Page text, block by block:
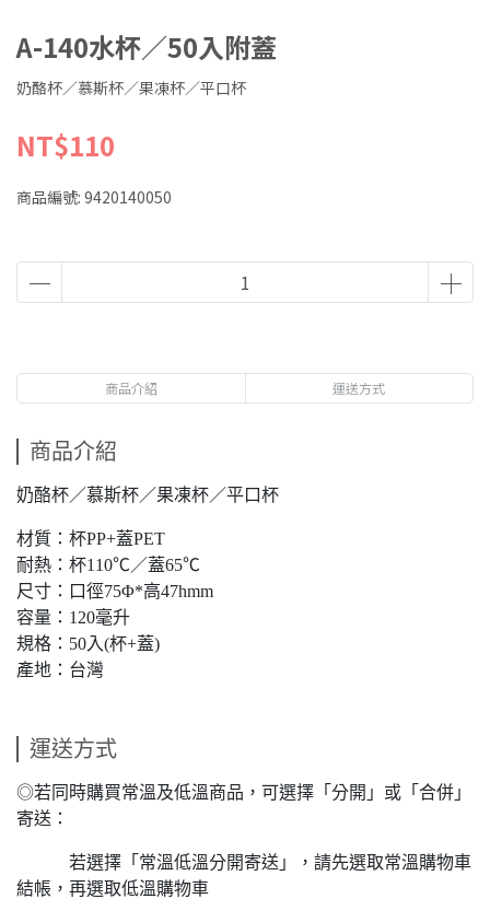
A-140水杯／50入附蓋
奶酪杯／慕斯杯／果凍杯／平口杯
NT$110
商品編號: 9420140050
商品介紹 運送方式
商品介紹
奶酪杯／慕斯杯／果凍杯／平口杯
材質：杯PP+蓋PET
耐熱：杯110℃／蓋65℃
尺寸：口徑75Φ*高47hmm
容量：120毫升
規格：50入(杯+蓋)
產地：台灣
運送方式
◎若同時購買常溫及低溫商品，可選擇「分開」或「合併」
寄送：
若選擇「常溫低溫分開寄送」，請先選取常溫購物車
結帳，再選取低溫購物車